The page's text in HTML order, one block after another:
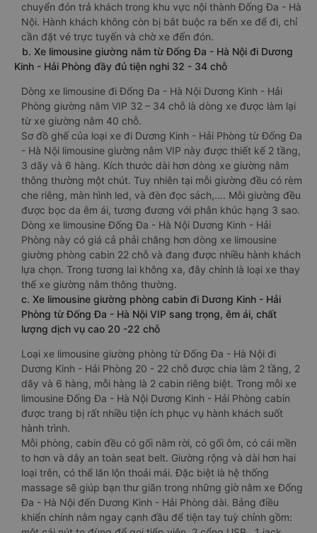
chuyển đón trả khách trong khu vực nội thành Đống Đa - Hà
Nội. Hành khách không còn bị bắt buộc ra bến xe để đi, chỉ
cần đặt vé trực tuyến và chờ xe đến đón.
b. Xe limousine giường nằm từ Đống Đa - Hà Nội đi Dương
Kinh - Hải Phòng đầy đủ tiện nghi 32 - 34 chỗ
Dòng xe limousine đi Đống Đa - Hà Nội Dương Kinh - Hải
Phòng giường nằm VIP 32 – 34 chỗ là dòng xe được làm lại
từ xe giường nằm 40 chỗ.
Sơ đồ ghế của loại xe đi Dương Kinh - Hải Phòng từ Đống Đa
- Hà Nội limousine giường nằm VIP này được thiết kế 2 tầng,
3 dãy và 6 hàng. Kích thước dài hơn dòng xe giường nằm
thông thường một chút. Tuy nhiên tại mỗi giường đều có rèm
che riêng, màn hình led, và đèn đọc sách,…. Mỗi giường đều
được bọc da êm ái, tương đương với phân khúc hạng 3 sao.
Dòng xe limousine Đống Đa - Hà Nội Dương Kinh - Hải
Phòng này có giá cả phải chăng hơn dòng xe limousine
giường phòng cabin 22 chỗ và đang được nhiều hành khách
lựa chọn. Trong tương lai không xa, đây chính là loại xe thay
thế xe giường nằm thông thường.
c. Xe limousine giường phòng cabin đi Dương Kinh - Hải
Phòng từ Đống Đa - Hà Nội VIP sang trọng, êm ái, chất
lượng dịch vụ cao 20 -22 chỗ
Loại xe limousine giường phòng từ Đống Đa - Hà Nội đi
Dương Kinh - Hải Phòng 20 - 22 chỗ được chia làm 2 tầng, 2
dãy và 6 hàng, mỗi hàng là 2 cabin riêng biệt. Trong mỗi xe
limousine Đống Đa - Hà Nội Dương Kinh - Hải Phòng cabin
được trang bị rất nhiều tiện ích phục vụ hành khách suốt
hành trình.
Mỗi phòng, cabin đều có gối nằm rời, có gối ôm, có cái mền
to hơn và dây an toàn seat belt. Giường rộng và dài hơn hai
loại trên, có thể lăn lộn thoải mái. Đặc biệt là hệ thống
massage sẽ giúp bạn thư giãn trong những giờ nằm xe Đống
Đa - Hà Nội đến Dương Kinh - Hải Phòng dài. Bảng điều
khiển chính nằm ngay cạnh đầu để tiện tay tuỳ chỉnh gồm: